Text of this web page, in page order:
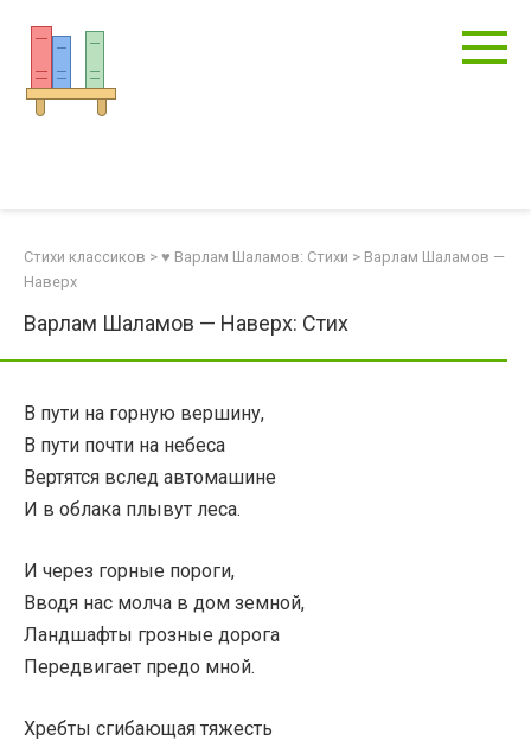
контенту
Стихи классиков > ♥ Варлам Шаламов: Стихи > Варлам Шаламов —
Наверх
Варлам Шаламов — Наверх: Стих
В пути на горную вершину,
В пути почти на небеса
Вертятся вслед автомашине
И в облака плывут леса.
И через горные пороги,
Вводя нас молча в дом земной,
Ландшафты грозные дорога
Передвигает предо мной.
Хребты сгибающая тяжесть